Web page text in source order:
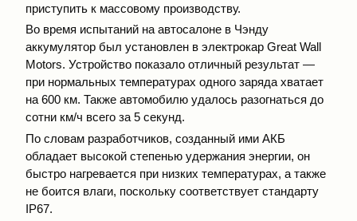
приступить к массовому производству.
Во время испытаний на автосалоне в Чэнду
аккумулятор был установлен в электрокар Great Wall
Motors. Устройство показало отличный результат —
при нормальных температурах одного заряда хватает
на 600 км. Также автомобилю удалось разогнаться до
сотни км/ч всего за 5 секунд.
По словам разработчиков, созданный ими АКБ
обладает высокой степенью удержания энергии, он
быстро нагревается при низких температурах, а также
не боится влаги, поскольку соответствует стандарту
IP67.